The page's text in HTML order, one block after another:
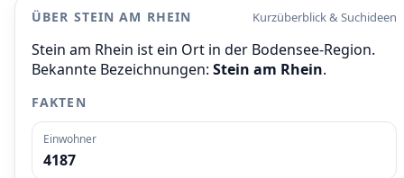
ÜBER STEIN AM RHEIN Kurzüberblick & Suchideen
Stein am Rhein ist ein Ort in der Bodensee-Region.
Bekannte Bezeichnungen: Stein am Rhein.
FAKTEN
Einwohner
4187